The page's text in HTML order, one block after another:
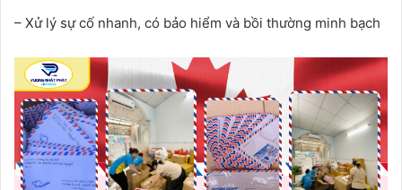
– Xử lý sự cố nhanh, có bảo hiểm và bồi thường minh bạch